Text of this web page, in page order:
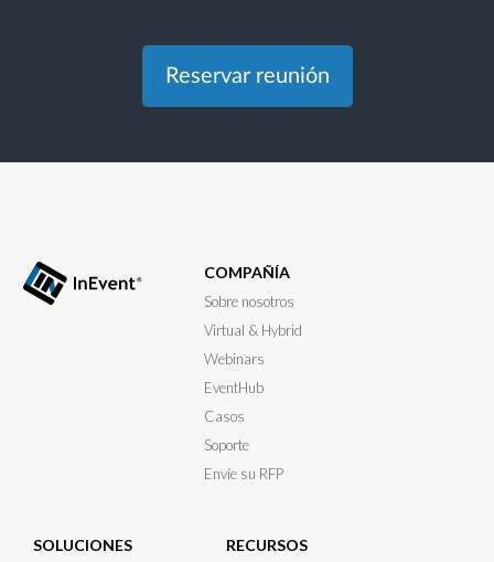
Reservar reunión
COMPAÑÍA
Sobre nosotros
Virtual & Hybrid
Webinars
EventHub
Casos
Soporte
Envíe su RFP
SOLUCIONES RECURSOS